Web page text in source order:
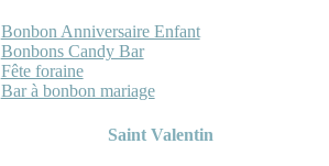
Bonbon Anniversaire Enfant
Bonbons Candy Bar
Fête foraine
Bar à bonbon mariage
Saint Valentin